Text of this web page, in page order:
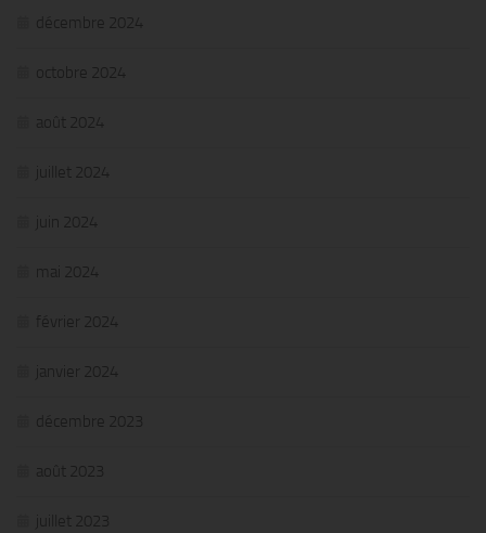
décembre 2024
octobre 2024
août 2024
juillet 2024
juin 2024
mai 2024
février 2024
janvier 2024
décembre 2023
août 2023
juillet 2023